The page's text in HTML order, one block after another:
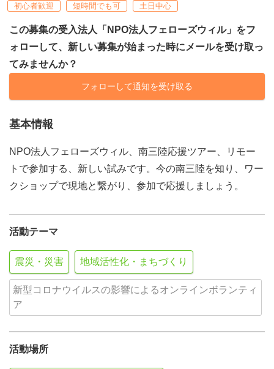
初心者歓迎 短時間でも可 土日中心
この募集の受入法人「NPO法人フェローズウィル」をフ
ォローして、新しい募集が始まった時にメールを受け取っ
てみませんか？
フォローして通知を受け取る
基本情報
NPO法人フェローズウィル、南三陸応援ツアー、リモー
トで参加する、新しい試みです。今の南三陸を知り、ワー
クショップで現地と繋がり、参加で応援しましょう。
活動テーマ
震災・災害 地域活性化・まちづくり
新型コロナウイルスの影響によるオンラインボランティ
ア
活動場所